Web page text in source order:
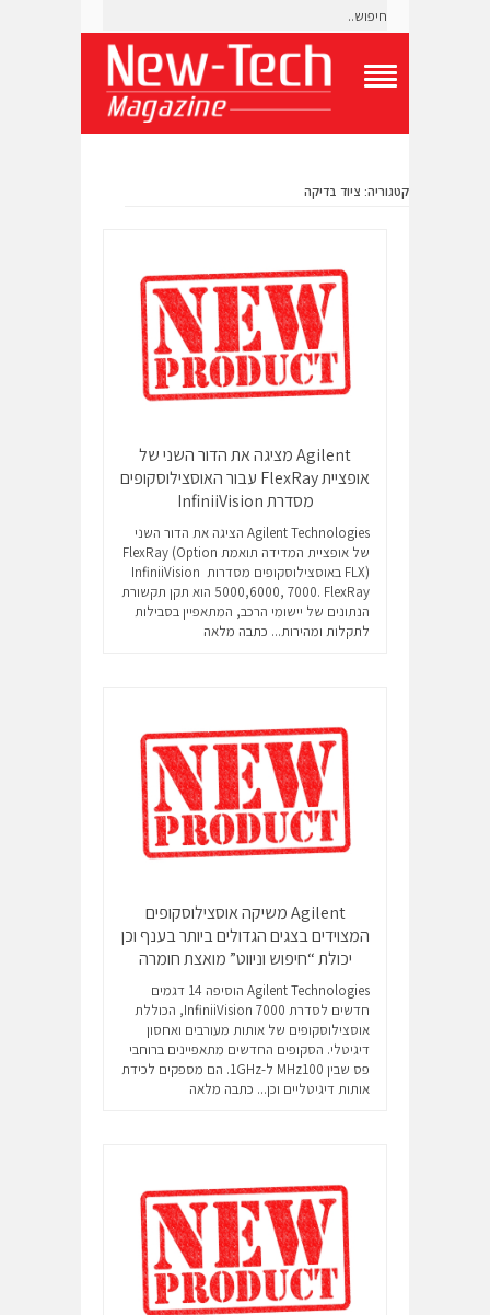
g
e
קטגוריה: ציוד בדיקה
Agilent מציגה את הדור השני של
אופציית FlexRay עבור האוסצילוסקופים
מסדרת InfiniiVision
Agilent Technologies הציגה את הדור השני
של אופציית המדידה תואמת FlexRay (Option
FLX) באוסצילוסקופים מסדרות InfiniiVision
5000,6000, 7000. FlexRay הוא תקן תקשורת
הנתונים של יישומי הרכב, המתאפיין בסבילות
לתקלות ומהירות... כתבה מלאה
Agilent משיקה אוסצילוסקופים
המצוידים בצגים הגדולים ביותר בענף וכן
יכולת “חיפוש וניווט” מואצת חומרה
Agilent Technologies הוסיפה 14 דגמים
חדשים לסדרת InfiniiVision 7000, הכוללת
אוסצילוסקופים של אותות מעורבים ואחסון
דיגיטלי. הסקופים החדשים מתאפיינים ברוחבי
פס שבין MHz100 ל-1GHz. הם מספקים לכידת
אותות דיגיטליים וכן... כתבה מלאה